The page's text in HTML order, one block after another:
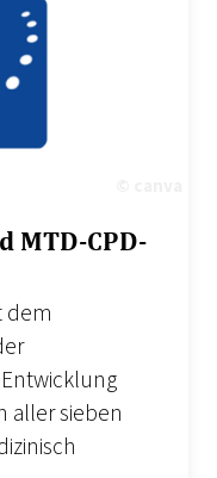
MTD-CPD-
dem
aller sieben